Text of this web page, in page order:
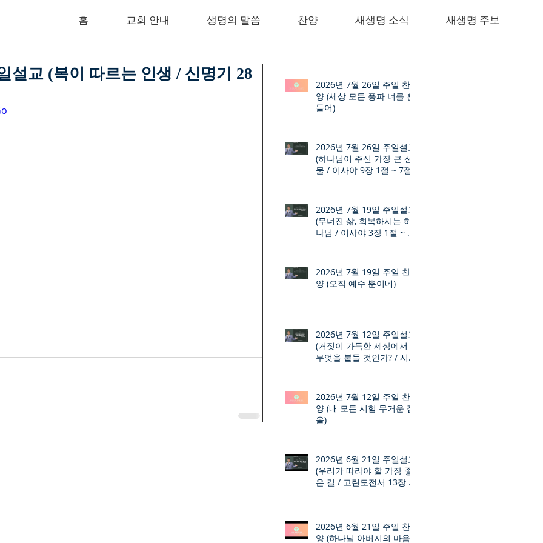
홈 교회 안내 생명의 말씀 찬양 새생명 소식 새생명 주보
설교 (복이 따르는 인생 / 신명기 28
2026년 7월 26일 주일 찬
양 (세상 모든 풍파 너를 흔
들어)
2026년 7월 26일 주일설교
(하나님이 주신 가장 큰 선
물 / 이사야 9장 1절 ~ 7절)
2026년 7월 19일 주일설교
(무너진 삶, 회복하시는 하
나님 / 이사야 3장 1절 ~ 12
2026년 7월 19일 주일 찬
양 (오직 예수 뿐이네)
2026년 7월 12일 주일설교
(거짓이 가득한 세상에서
무엇을 붙들 것인가? / 시편
2026년 7월 12일 주일 찬
양 (내 모든 시험 무거운 짐
을)
2026년 6월 21일 주일설교
(우리가 따라야 할 가장 좋
은 길 / 고린도전서 13장 1
2026년 6월 21일 주일 찬
양 (하나님 아버지의 마음)